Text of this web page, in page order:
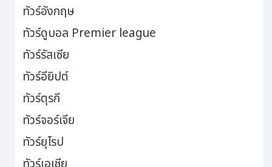
ทัวร์อังกฤษ
ทัวร์ดูบอล Premier league
ทัวร์รัสเซีย
ทัวร์อียิปต์
ทัวร์ตุรกี
ทัวร์จอร์เจีย
ทัวร์ยุโรป